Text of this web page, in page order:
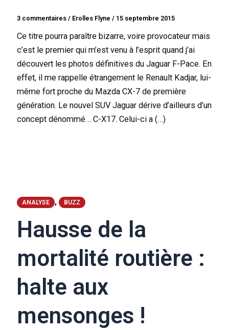
3 commentaires / Erolles Flyne/ 15 septembre 2015
Ce titre pourra paraître bizarre, voire provocateur mais
c’est le premier qui m’est venu à l’esprit quand j’ai
découvert les photos définitives du Jaguar F-Pace. En
effet, il me rappelle étrangement le Renault Kadjar, lui-
même fort proche du Mazda CX-7 de première
génération. Le nouvel SUV Jaguar dérive d’ailleurs d’un
concept dénommé… C-X17. Celui-ci a (…)
ANALYSE , BUZZ
Hausse de la
mortalité routière :
halte aux
mensonges !